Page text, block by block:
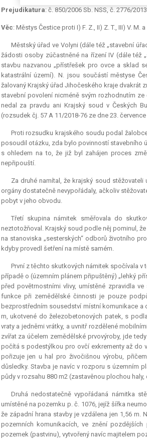
Prejudikatura: č. 850/2006 Sb. NSS, č. 2776/
Věc: Městys Čestice proti I) F. Z., II) Z. T., III) V.
Městský úřad ve Volyni (dále též „stavební
žádosti osoby zúčastněné na řízení IV (dále též
stavbu nazvanou „přístřešek pro ovce a sklad
katastrální území). N. jsou součástí městyse
žalovaný Krajský úřad Jihočeského kraje dvakrát
stavební povolení nicméně svým rozhodnutím
nedal za pravdu ani Krajský soud v Českých
(rozsudek čj. 57 A 11/2018-76 ze dne 23. července
Proti rozsudku krajského soudu podal
posoudil otázku, zda bylo povinností stavebního
s ohledem na to, že již byl zahájen proces
nepřipouští.
Za druhé namítal, že krajský soud
orgány dostatečně nevypořádaly, ačkoliv
pobyt v jeho obvodu.
Třetí skupina námitek směřovala do
neztotožňoval. Krajský soud podle něj pominul,
na stanoviska „sesterských“ odborů životního
kdyby provedl šetření na místě samém.
První z těchto skutkových námitek spočívala v
případě o (územním plánem připuštěný) „lehký
před povětrnostními vlivy, umístěné zpravidla
funkce při zemědělské činnosti je pouze
bezprostředním sousedství místní komunikace
m, ukotvené do železobetonových patek, s
vraty a jedněmi vrátky, a uvnitř rozdělené
zvířat za účelem zemědělské prvovýroby, jde
počítá s podestýlkou pro ovčí exkrementy až do
pořizuje jen u hal pro živočišnou výrobu,
důsledky. Stavba je navíc v rozporu s územním
půdy v rozsahu 880 m2 (zastavěnou plochou
Druhá nedostatečně vypořádaná námitka
umístěné na pozemku p. č. 1076, jejíž šířka
že západní hrana stavby je vzdálena jen 1,56 m.
pozemních komunikacích, ve znění
pozemek (pastvinu), vytvořený navíc majitelem